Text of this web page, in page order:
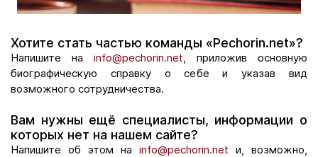
Хотите стать частью команды «Pechorin.net»?
Напишите на info@pechorin.net , приложив основную
биографическую справку о себе и указав вид
возможного сотрудничества.
Вам нужны ещё специалисты, информации о
которых нет на нашем сайте?
Напишите об этом на info@pechorin.net и, возможно,